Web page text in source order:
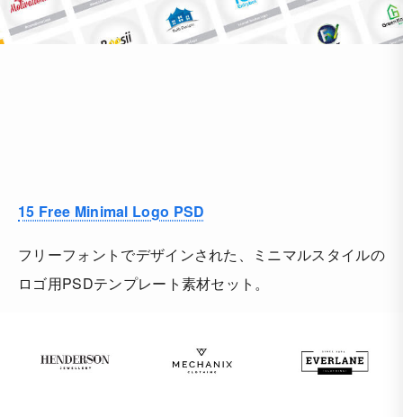
15 Free Minimal Logo PSD
フリーフォントでデザインされた、ミニマルスタイルの
ロゴ用PSDテンプレート素材セット。